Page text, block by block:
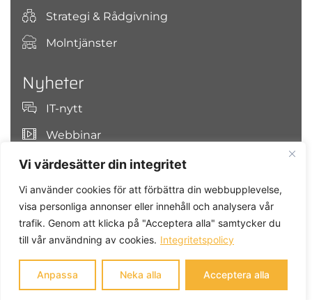
Vi värdesätter din integritet
Vi använder cookies för att förbättra din webbupplevelse,
visa personliga annonser eller innehåll och analysera vår
trafik. Genom att klicka på "Acceptera alla" samtycker du
till vår användning av cookies. Integritetspolicy
Anpassa Neka alla Acceptera alla
Strategi & Rådgivning
Molntjänster
Nyheter
IT-nytt
Webbinar
Sök på OJCO Secure IT
OJCO Secure IT AB © 2025